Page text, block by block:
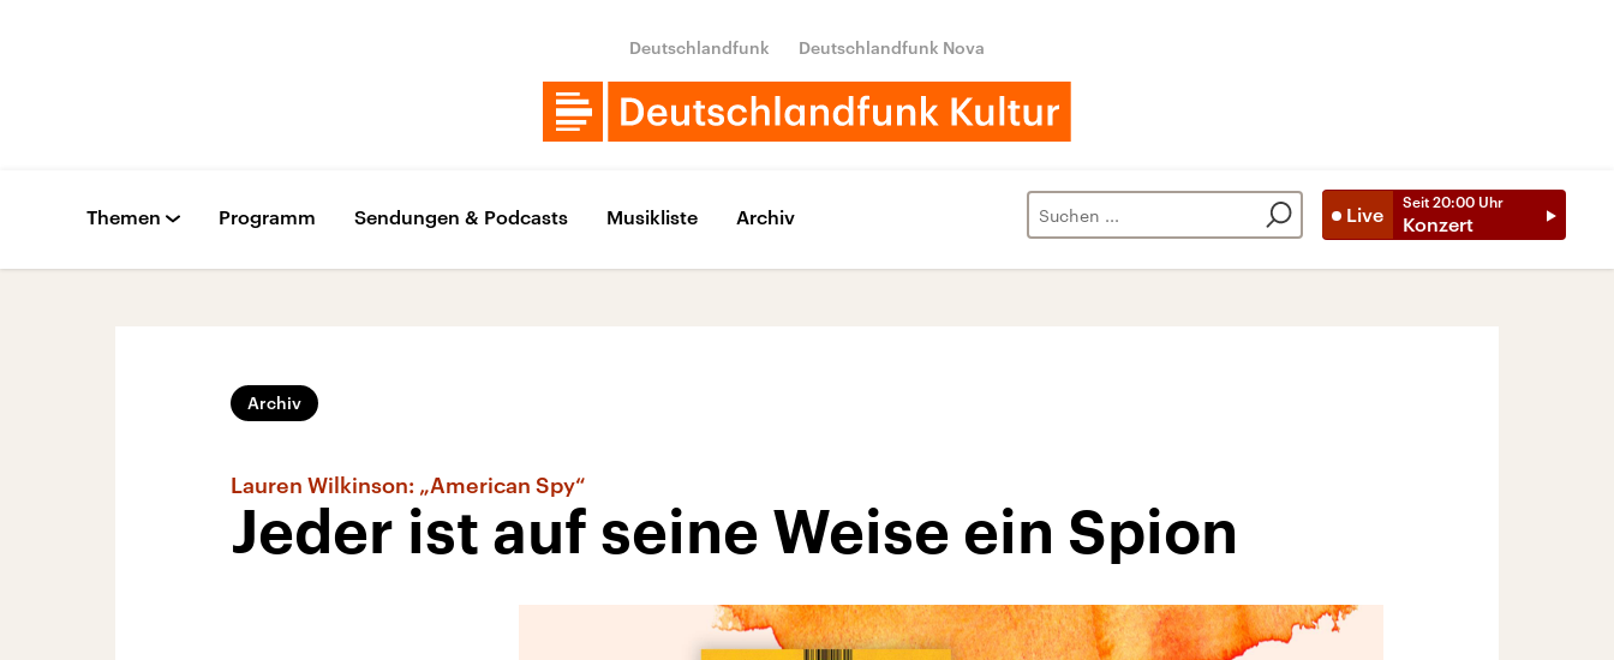
Deutschlandfunk Deutschlandfunk Nova
Live
Seit 20:00 Uhr
Konzert
Themen Programm Sendungen & Podcasts Musikliste Archiv
Archiv
Lauren Wilkinson: „American Spy“
Jeder ist auf seine Weise ein Spion